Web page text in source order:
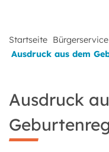
Startseite Bürgerservice
Ausdruck aus dem
Ausdruck